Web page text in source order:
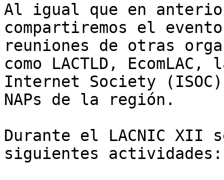
Al igual que en
compartiremos el
reuniones de otras
como LACTLD,
Internet Society
NAPs de la región.
Durante el LACNIC XII
siguientes actividades: